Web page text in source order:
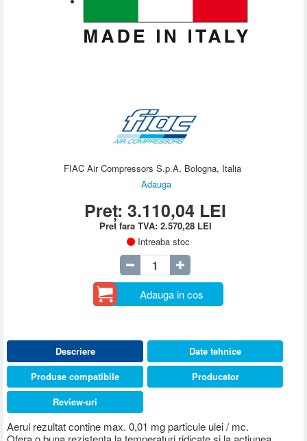
FIAC Air Compressors S.p.A, Bologna, Italia
Adauga
Preț:3.110,04 LEI
Pret fara TVA: 2.570,28 LEI
Intreaba stoc
Adauga in cos
Descriere
Aerul rezultat contine max. 0,01 mg particule ulei / mc.
Date tehnice
Produse compatibile
Producator
Review-uri